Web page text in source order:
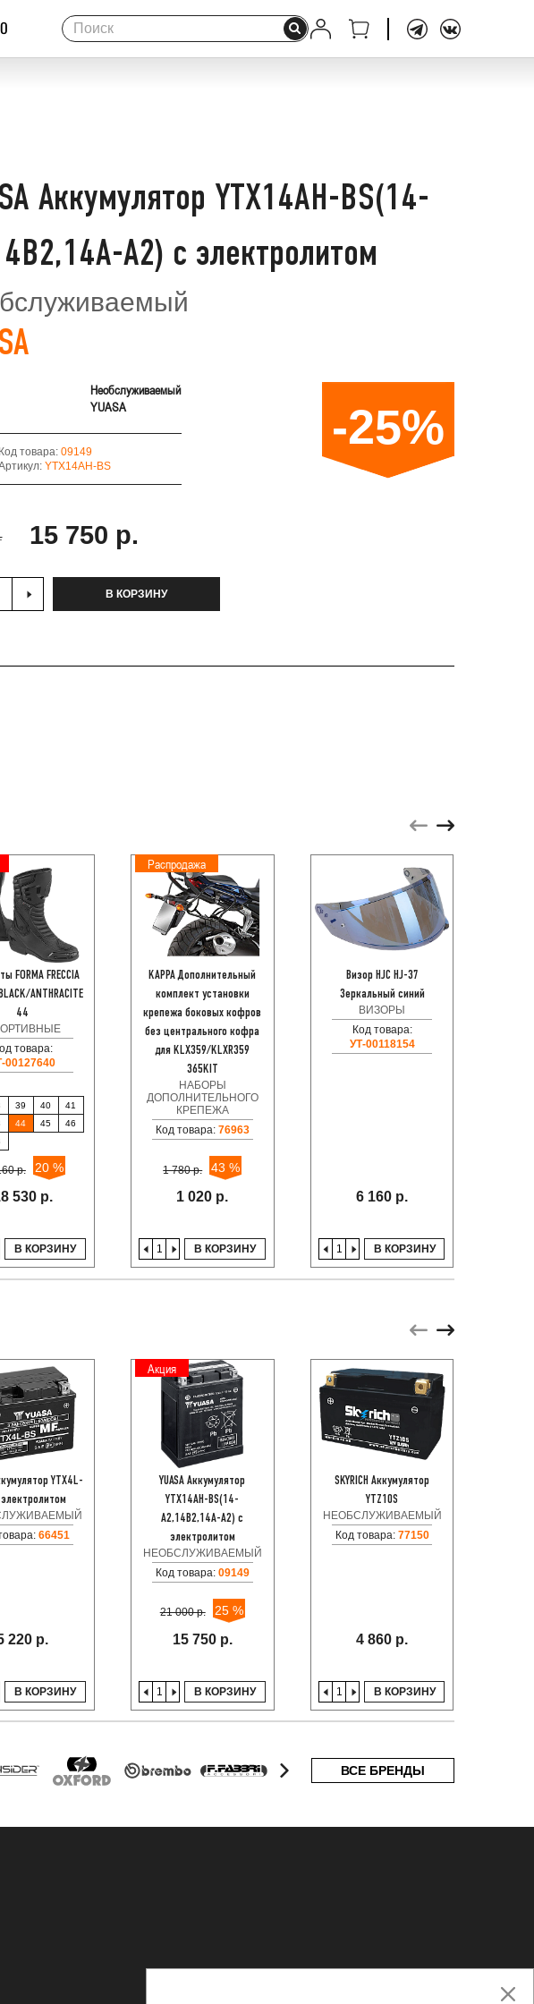
Аккумулятор YTX14AH-BS(14-
A2) с электролитом
Необслуживаемый
YUASA
Код товара: 09149
YTX14AH-BS
15 750 р.
-25%
В КОРЗИНУ
FORMA FRECCIA
ANTHRACITE
44
товара:
00127640
39 40
41
44 45
46
р. 20 %
530 р.
В КОРЗИНУ
Распродажа
KAPPA Дополнительный
комплект установки
крепежа боковых кофров
без центрального кофра
для KLX359/KLXR359
365KIT
НАБОРЫ
ДОПОЛНИТЕЛЬНОГО
КРЕПЕЖА
Код товара: 76963
1 780 р. 43 %
1 020 р.
В КОРЗИНУ
Визор HJC HJ-37
Зеркальный синий
ВИЗОРЫ
Код товара:
УТ-00118154
6 160 р.
В КОРЗИНУ
YTX4L-
электролитом
66451
220 р.
В КОРЗИНУ
Акция
YUASA Аккумулятор
YTX14AH-BS(14-
A2,14B2,14A-A2) с
электролитом
НЕОБСЛУЖИВАЕМЫЙ
Код товара: 09149
21 000 р. 25 %
15 750 р.
В КОРЗИНУ
SKYRICH Аккумулятор
YTZ10S
НЕОБСЛУЖИВАЕМЫЙ
Код товара: 77150
4 860 р.
В КОРЗИНУ
ВСЕ БРЕНДЫ